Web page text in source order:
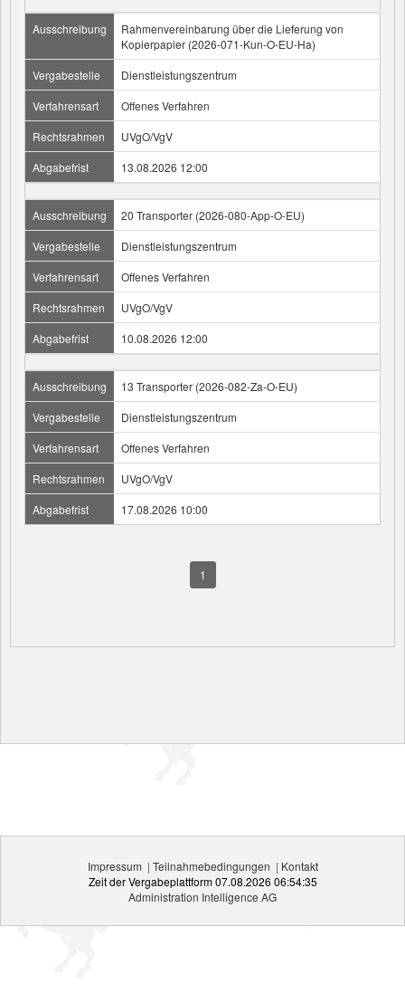
Ausschreibung
Rahmenvereinbarung über die Lieferung von
Kopierpapier (2026-071-Kun-O-EU-Ha)
Vergabestelle
Dienstleistungszentrum
Verfahrensart
Offenes Verfahren
Rechtsrahmen
UVgO/VgV
Abgabefrist
13.08.2026 12:00
Ausschreibung
20 Transporter (2026-080-App-O-EU)
Vergabestelle
Dienstleistungszentrum
Verfahrensart
Offenes Verfahren
Rechtsrahmen
UVgO/VgV
Abgabefrist
10.08.2026 12:00
Ausschreibung
13 Transporter (2026-082-Za-O-EU)
Vergabestelle
Dienstleistungszentrum
Verfahrensart
Offenes Verfahren
Rechtsrahmen
UVgO/VgV
Abgabefrist
17.08.2026 10:00
1
Impressum | Teilnahmebedingungen | Kontakt
Zeit der Vergabeplattform 07.08.2026 06:54:35
Administration Intelligence AG